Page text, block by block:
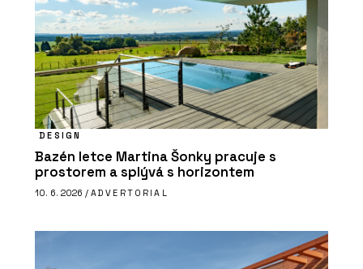
DESIGN
Bazén letce Martina Šonky pracuje s
prostorem a splývá s horizontem
10. 6. 2026 / ADVERTORIAL